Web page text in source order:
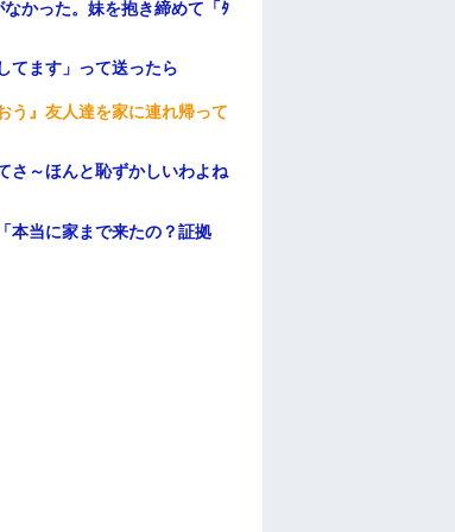
かった。妹を抱き締めて「ﾀ
てます」って送ったら
う』友人達を家に連れ帰って
さ～ほんと恥ずかしいわよね
本当に家まで来たの？証拠